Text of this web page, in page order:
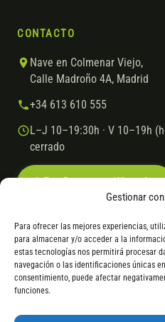
Gestionar
Para ofrecer las mejores experiencias,
para almacenar y/o acceder a la
estas tecnologías nos permitirá procesar
navegación o las identificaciones únicas
consentimiento, puede afectar
funciones.
CONTACTO
Nave en Colmenar Viejo,
Calle Madroño 4A, Madrid
+34 613 610 555
L–J 10–19:30h · V 10–19h
cerrado
© 2026 Ebike.esAviso legal Política
VISA Mastercard